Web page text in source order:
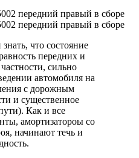
что состояние
передних и
сильно
автомобиля на
с дорожным
и существенное
Как и все
амортизатороы со
начинают течь и